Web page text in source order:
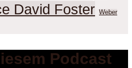
David Foster Weber
Podcast